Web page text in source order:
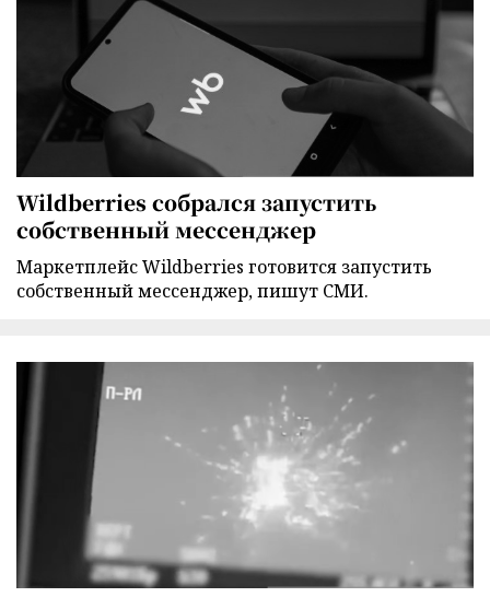
Wildberries собрался запустить
собственный мессенджер
Маркетплейс Wildberries готовится запустить
собственный мессенджер, пишут СМИ.